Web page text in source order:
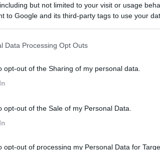
but not limited to your visit or usage
to Google and its third-party tags to use your
Data Processing Opt Outs
opt-out of the Sharing of my personal data.
opt-out of the Sale of my Personal Data.
opt-out of processing my Personal Data for
(1)
ben tenuta, in questo bel paesello,
con 2 tavoli in legno, c'è anche il